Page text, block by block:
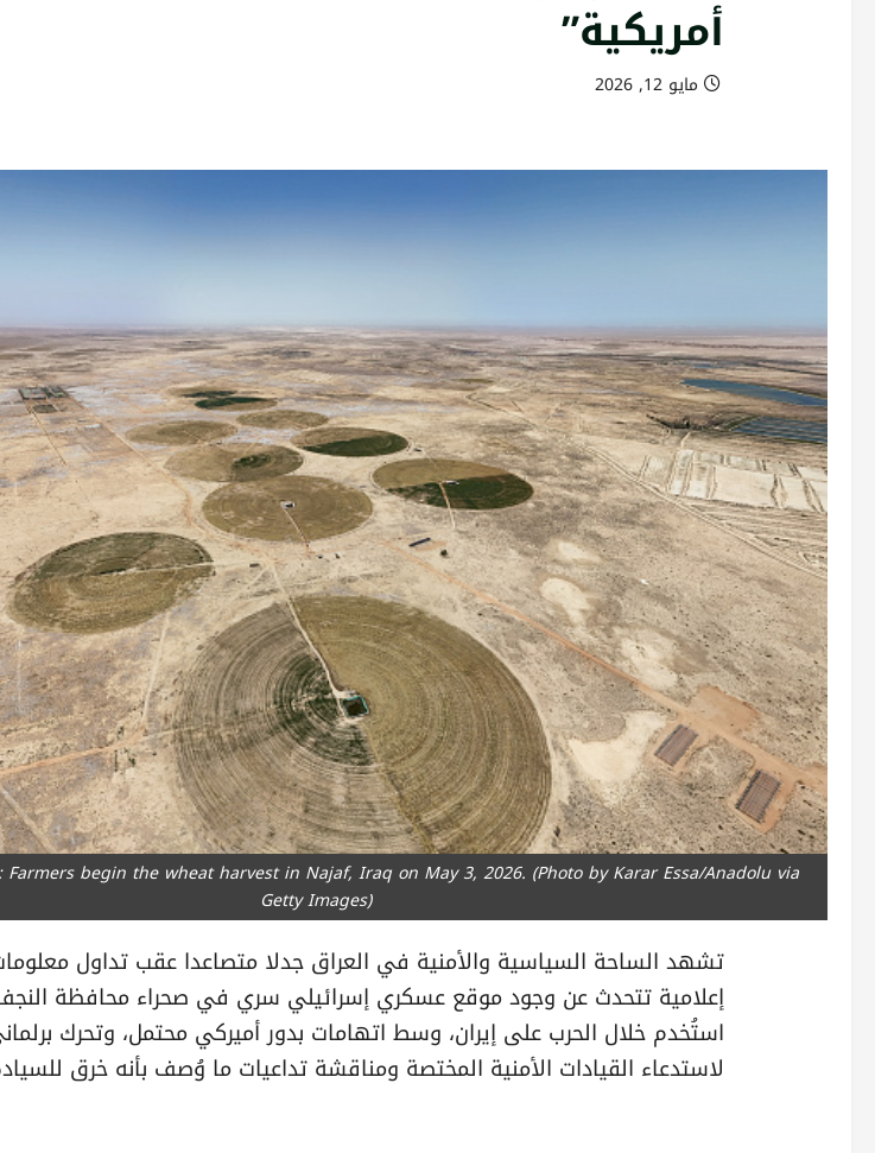
أمريكية”
مايو 12, 2026
Farmers begin the wheat harvest in Najaf, Iraq on May 3, 2026. (Photo by Karar Essa/Anadolu via
Getty Images)
تشهد الساحة السياسية والأمنية في العراق جدلا متصاعدا عقب تداول
إعلامية تتحدث عن وجود موقع عسكري إسرائيلي سري في صحراء محافظة
استُخدم خلال الحرب على إيران، وسط اتهامات بدور أميركي محتمل، وتحرك
لاستدعاء القيادات الأمنية المختصة ومناقشة تداعيات ما وُصف بأنه خرق